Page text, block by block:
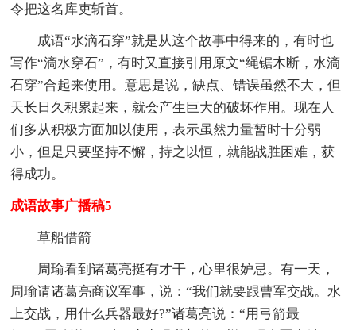
令把这名库吏斩首。
成语“水滴石穿”就是从这个故事中得来的，有时也
写作“滴水穿石”，有时又直接引用原文“绳锯木断，水滴
石穿”合起来使用。意思是说，缺点、错误虽然不大，但
天长日久积累起来，就会产生巨大的破坏作用。现在人
们多从积极方面加以使用，表示虽然力量暂时十分弱
小，但是只要坚持不懈，持之以恒，就能战胜困难，获
得成功。
成语故事广播稿5
草船借箭
周瑜看到诸葛亮挺有才干，心里很妒忌。有一天，
周瑜请诸葛亮商议军事，说：“我们就要跟曹军交战。水
上交战，用什么兵器最好?”诸葛亮说：“用弓箭最